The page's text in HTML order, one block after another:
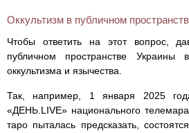
Оккультизм в публичном
Чтобы ответить на этот вопрос,
публичном пространстве
оккультизма и язычества.
Так, например, 1 января 2025
«ДЕНЬ.LIVE» национального
таро пыталась предсказать,